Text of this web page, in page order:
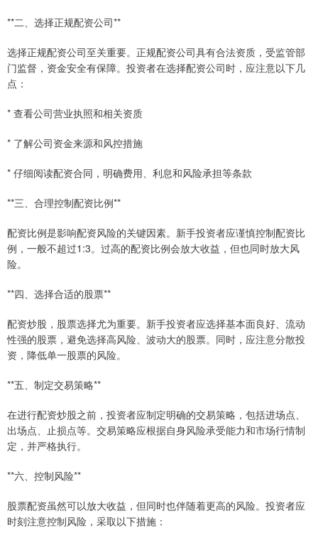
**二、选择正规配资公司**
选择正规配资公司至关重要。正规配资公司具有合法资质，受监管部
门监督，资金安全有保障。投资者在选择配资公司时，应注意以下几
点：
* 查看公司营业执照和相关资质
* 了解公司资金来源和风控措施
* 仔细阅读配资合同，明确费用、利息和风险承担等条款
**三、合理控制配资比例**
配资比例是影响配资风险的关键因素。新手投资者应谨慎控制配资比
例，一般不超过1:3。过高的配资比例会放大收益，但也同时放大风
险。
**四、选择合适的股票**
配资炒股，股票选择尤为重要。新手投资者应选择基本面良好、流动
性强的股票，避免选择高风险、波动大的股票。同时，应注意分散投
资，降低单一股票的风险。
**五、制定交易策略**
在进行配资炒股之前，投资者应制定明确的交易策略，包括进场点、
出场点、止损点等。交易策略应根据自身风险承受能力和市场行情制
定，并严格执行。
**六、控制风险**
股票配资虽然可以放大收益，但同时也伴随着更高的风险。投资者应
时刻注意控制风险，采取以下措施：